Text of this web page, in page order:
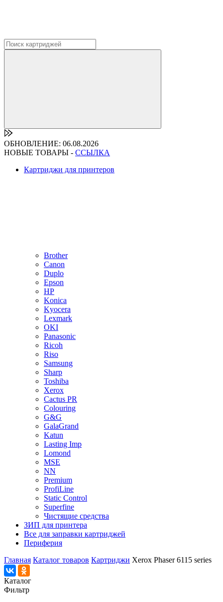
ОБНОВЛЕНИЕ: 06.08.2026
НОВЫЕ ТОВАРЫ - ССЫЛКА
Картриджи для принтеров
Brother
Canon
Duplo
Epson
HP
Konica
Kyocera
Lexmark
OKI
Panasonic
Ricoh
Riso
Samsung
Sharp
Toshiba
Xerox
Cactus PR
Colouring
G&G
GalaGrand
Katun
Lasting Imp
Lomond
MSE
NN
Premium
ProfiLine
Static Control
Superfine
Чистящие средства
ЗИП для принтера
Все для заправки картриджей
Периферия
Главная Каталог товаров Картриджи Xerox Phaser 6115 series
Каталог
Фильтр